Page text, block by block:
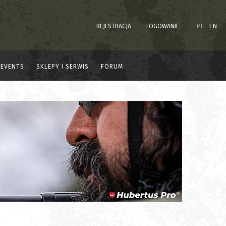
REJESTRACJA LOGOWANIE PL EN
EVENTS SKLEPY I SERWIS FORUM